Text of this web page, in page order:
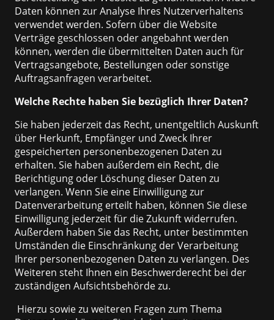
Daten können zur Analyse Ihres Nutzerverhaltens
verwendet werden. Sofern über die Website
Verträge geschlossen oder angebahnt werden
können, werden die übermittelten Daten auch für
Vertragsangebote, Bestellungen oder sonstige
Auftragsanfragen verarbeitet.
Welche Rechte haben Sie bezüglich Ihrer Daten?
Sie haben jederzeit das Recht, unentgeltlich Auskunft
über Herkunft, Empfänger und Zweck Ihrer
gespeicherten personenbezogenen Daten zu
erhalten. Sie haben außerdem ein Recht, die
Berichtigung oder Löschung dieser Daten zu
verlangen. Wenn Sie eine Einwilligung zur
Datenverarbeitung erteilt haben, können Sie diese
Einwilligung jederzeit für die Zukunft widerrufen.
Außerdem haben Sie das Recht, unter bestimmten
Umständen die Einschränkung der Verarbeitung
Ihrer personenbezogenen Daten zu verlangen. Des
Weiteren steht Ihnen ein Beschwerderecht bei der
zuständigen Aufsichtsbehörde zu.
Hierzu sowie zu weiteren Fragen zum Thema